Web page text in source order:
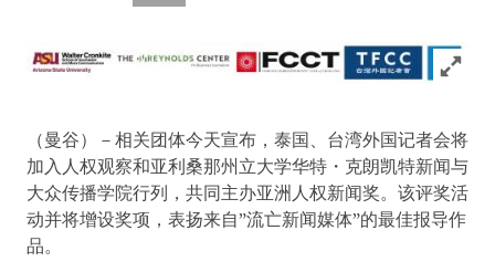
Click
（曼谷）－相关团体今天宣布，泰国、台湾外国记者会将
加入人权观察和亚利桑那州立大学华特・克朗凯特新闻与
大众传播学院行列，共同主办亚洲人权新闻奖。该评奖活
动并将增设奖项，表扬来自”流亡新闻媒体”的最佳报导作
品。